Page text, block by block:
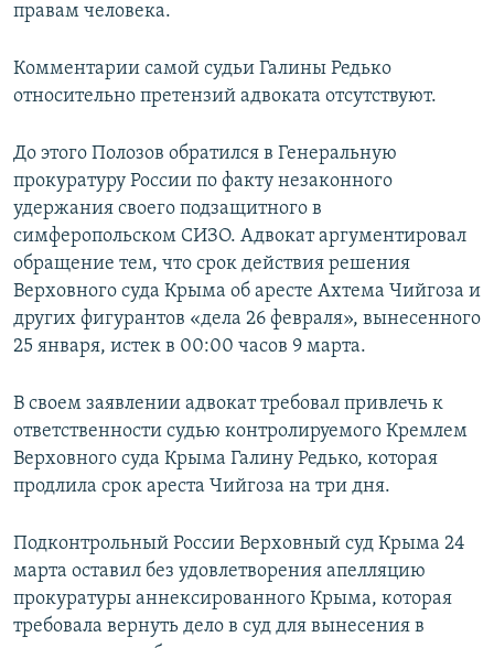
правам человека.
Комментарии самой судьи Галины Редько
относительно претензий адвоката отсутствуют.
До этого Полозов обратился в Генеральную
прокуратуру России по факту незаконного
удержания своего подзащитного в
симферопольском СИЗО. Адвокат аргументировал
обращение тем, что срок действия решения
Верховного суда Крыма об аресте Ахтема Чийгоза и
других фигурантов «дела 26 февраля», вынесенного
25 января, истек в 00:00 часов 9 марта.
В своем заявлении адвокат требовал привлечь к
ответственности судью контролируемого Кремлем
Верховного суда Крыма Галину Редько, которая
продлила срок ареста Чийгоза на три дня.
Подконтрольный России Верховный суд Крыма 24
марта оставил без удовлетворения апелляцию
прокуратуры аннексированного Крыма, которая
требовала вернуть дело в суд для вынесения в